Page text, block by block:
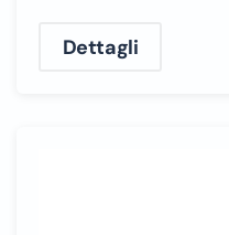
Dettagli